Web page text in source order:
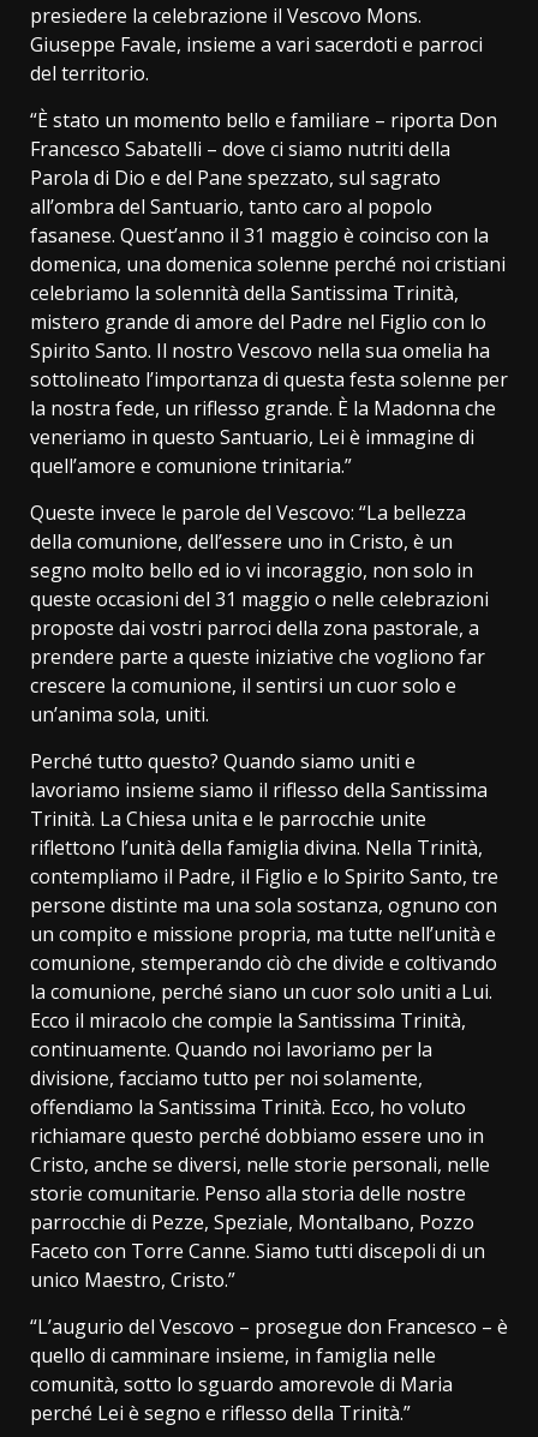
presiedere la celebrazione il Vescovo Mons.
Giuseppe Favale, insieme a vari sacerdoti e parroci
del territorio.
“È stato un momento bello e familiare – riporta Don
Francesco Sabatelli – dove ci siamo nutriti della
Parola di Dio e del Pane spezzato, sul sagrato
all’ombra del Santuario, tanto caro al popolo
fasanese. Quest’anno il 31 maggio è coinciso con la
domenica, una domenica solenne perché noi cristiani
celebriamo la solennità della Santissima Trinità,
mistero grande di amore del Padre nel Figlio con lo
Spirito Santo. Il nostro Vescovo nella sua omelia ha
sottolineato l’importanza di questa festa solenne per
la nostra fede, un riflesso grande. È la Madonna che
veneriamo in questo Santuario, Lei è immagine di
quell’amore e comunione trinitaria.”
Queste invece le parole del Vescovo: “La bellezza
della comunione, dell’essere uno in Cristo, è un
segno molto bello ed io vi incoraggio, non solo in
queste occasioni del 31 maggio o nelle celebrazioni
proposte dai vostri parroci della zona pastorale, a
prendere parte a queste iniziative che vogliono far
crescere la comunione, il sentirsi un cuor solo e
un’anima sola, uniti.
Perché tutto questo? Quando siamo uniti e
lavoriamo insieme siamo il riflesso della Santissima
Trinità. La Chiesa unita e le parrocchie unite
riflettono l’unità della famiglia divina. Nella Trinità,
contempliamo il Padre, il Figlio e lo Spirito Santo, tre
persone distinte ma una sola sostanza, ognuno con
un compito e missione propria, ma tutte nell’unità e
comunione, stemperando ciò che divide e coltivando
la comunione, perché siano un cuor solo uniti a Lui.
Ecco il miracolo che compie la Santissima Trinità,
continuamente. Quando noi lavoriamo per la
divisione, facciamo tutto per noi solamente,
offendiamo la Santissima Trinità. Ecco, ho voluto
richiamare questo perché dobbiamo essere uno in
Cristo, anche se diversi, nelle storie personali, nelle
storie comunitarie. Penso alla storia delle nostre
parrocchie di Pezze, Speziale, Montalbano, Pozzo
Faceto con Torre Canne. Siamo tutti discepoli di un
unico Maestro, Cristo.”
“L’augurio del Vescovo – prosegue don Francesco – è
quello di camminare insieme, in famiglia nelle
comunità, sotto lo sguardo amorevole di Maria
perché Lei è segno e riflesso della Trinità.”